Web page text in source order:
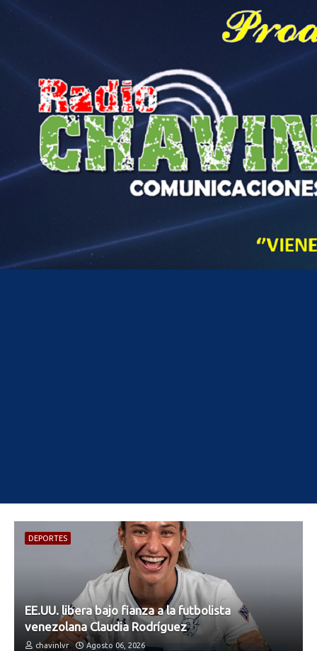
DEPORTES
EE.UU. libera bajo fianza a la futbolista
venezolana Claudia Rodríguez
chavinlvr Agosto 06, 2026
47
sábado, agosto 8, 2026